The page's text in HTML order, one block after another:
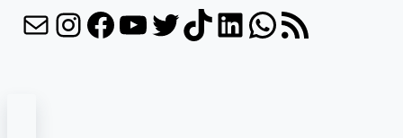
Correo electrónico
Instagram
Facebook
YouTube
Twitter
TikTok
LinkedIn
WhatsApp
Feed RSS